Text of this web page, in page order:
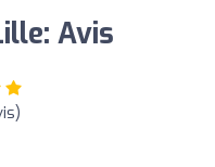
Avis